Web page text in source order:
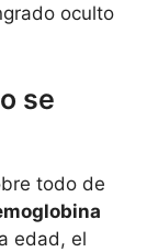
oculto
se
todo de
edad, el